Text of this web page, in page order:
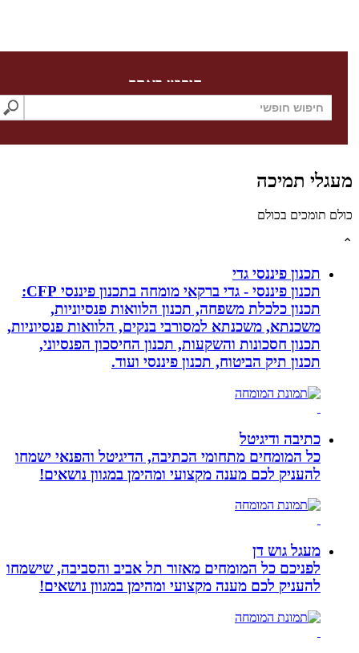
חיפוש באתר
תמיכה
בכולם
תכנון פיננסי גדי
תכנון פיננסי - גדי ברקאי מומחה בתכנון פיננסי CFP:
תכנון כלכלת משפחה, תכנון הלוואות פנסיוניות,
משכנתא, משכנתא למסורבי בנקים, הלוואות פנסיוניות,
תכנון חסכונות והשקעות, תכנון החיסכון הפנסיוני,
תכנון תיק הביטוח, תכנון פיננסי ועוד.
כתיבה ודיגיטל
כל המומחים מתחומי הכתיבה, הדיגיטל והפנאי ישמחו
להעניק לכם מענה מקצועי ומהימן במגוון נושאים!
מעגל גוש דן
לפניכם כל המומחים מאזור תל אביב והסביבה, שישמחו
להעניק לכם מענה מקצועי ומהימן במגוון נושאים!